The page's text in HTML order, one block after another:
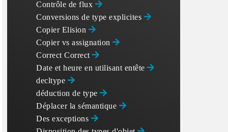
Contrôle de flux
Conversions de type explicites
Copier Elision
Copier vs assignation
Correct Correct
Date et heure en utilisant entête
decltype
déduction de type
Déplacer la sémantique
Des exceptions